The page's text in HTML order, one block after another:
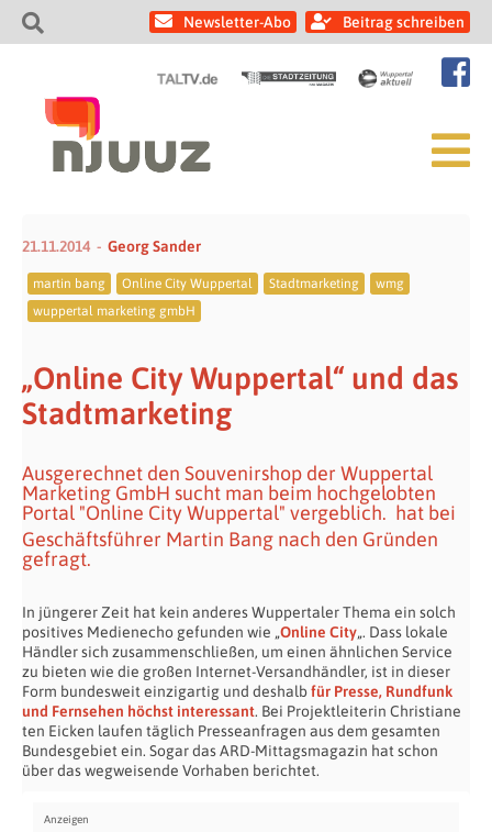
Newsletter-Abo Beitrag schreiben
21.11.2014 Georg Sander
martin bang Online City Wuppertal Stadtmarketing
wmg
wuppertal marketing gmbH
„Online City Wuppertal“ und das
Stadtmarketing
Ausgerechnet den Souvenirshop der Wuppertal
Marketing GmbH sucht man beim hochgelobten
Portal "Online City Wuppertal" vergeblich. hat bei
Geschäftsführer Martin Bang nach den Gründen
gefragt.
In jüngerer Zeit hat kein anderes Wuppertaler Thema ein solch
positives Medienecho gefunden wie „Online City„. Dass lokale
Händler sich zusammenschließen, um einen ähnlichen Service
zu bieten wie die großen Internet-Versandhändler, ist in dieser
Form bundesweit einzigartig und deshalbfür Presse, Rundfunk
und Fernsehen höchst interessant. Bei Projektleiterin Christiane
ten Eicken laufen täglich Presseanfragen aus dem gesamten
Bundesgebiet ein. Sogar das ARD-Mittagsmagazin hat schon
über das wegweisende Vorhaben berichtet.